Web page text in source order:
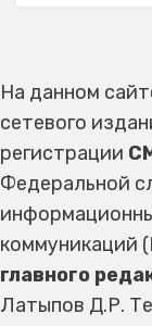
На данном
сетевого
регистрации
Федеральной
коммуникаций
главного
Латыпов Д.Р.